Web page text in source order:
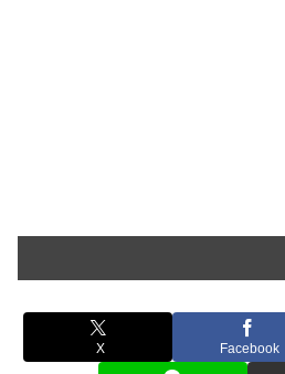
X Facebook